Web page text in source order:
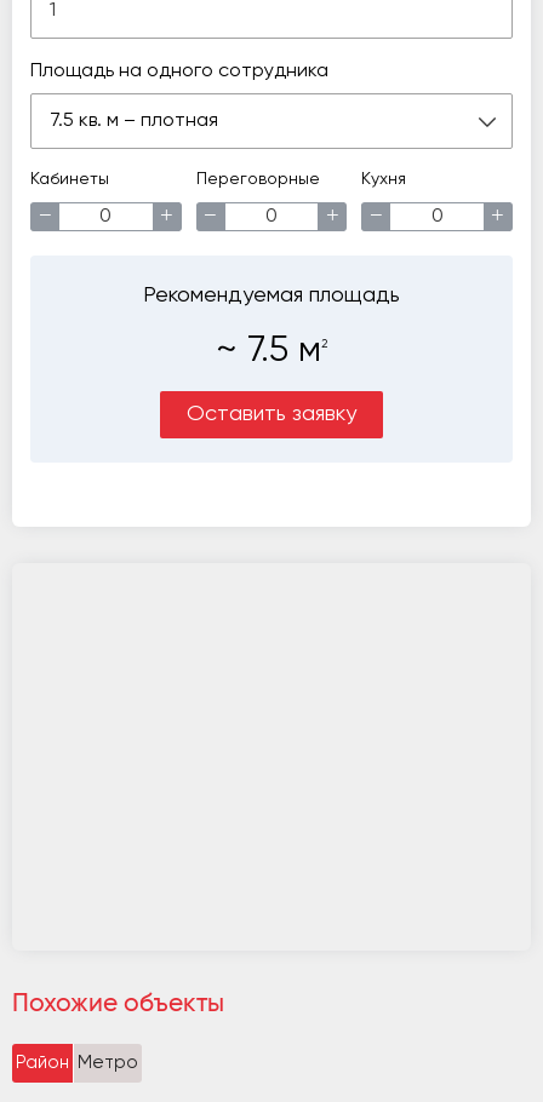
Площадь на одного сотрудника
7.5 кв. м – плотная
Кабинеты
− +
Переговорные
− +
Кухня
− +
Рекомендуемая площадь
~ 7.5 м 2
Оставить заявку
Похожие объекты
Район Метро